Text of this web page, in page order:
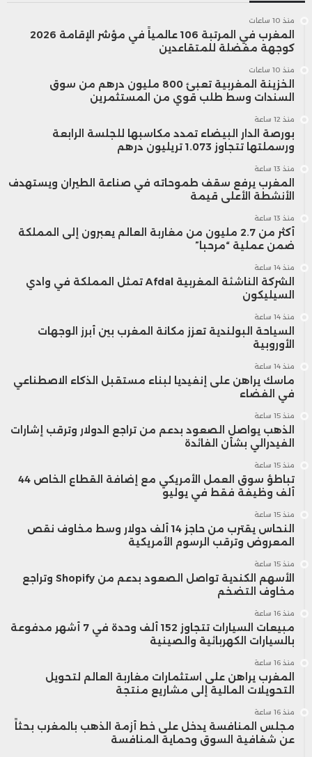
منذ 10 ساعات
المغرب في المرتبة 106 عالمياً في مؤشر الإقامة 2026
كوجهة مفضلة للمتقاعدين
منذ 10 ساعات
الخزينة المغربية تعبئ 800 مليون درهم من سوق
السندات وسط طلب قوي من المستثمرين
منذ 12 ساعة
بورصة الدار البيضاء تمدد مكاسبها للجلسة الرابعة
ورسملتها تتجاوز 1.073 تريليون درهم
منذ 13 ساعة
المغرب يرفع سقف طموحاته في صناعة الطيران ويستهدف
الأنشطة الأعلى قيمة
منذ 13 ساعة
أكثر من 2.7 مليون من مغاربة العالم يعبرون إلى المملكة
ضمن عملية “مرحبا”
منذ 14 ساعة
الشركة الناشئة المغربية Afdal تمثل المملكة في وادي
السيليكون
منذ 14 ساعة
السياحة البولندية تعزز مكانة المغرب بين أبرز الوجهات
الأوروبية
منذ 14 ساعة
ماسك يراهن على إنفيديا لبناء مستقبل الذكاء الاصطناعي
في الفضاء
منذ 15 ساعة
الذهب يواصل الصعود بدعم من تراجع الدولار وترقب إشارات
الفيدرالي بشأن الفائدة
منذ 15 ساعة
تباطؤ سوق العمل الأمريكي مع إضافة القطاع الخاص 44
ألف وظيفة فقط في يوليو
منذ 15 ساعة
النحاس يقترب من حاجز 14 ألف دولار وسط مخاوف نقص
المعروض وترقب الرسوم الأمريكية
منذ 15 ساعة
الأسهم الكندية تواصل الصعود بدعم من Shopify وتراجع
مخاوف التضخم
منذ 16 ساعة
مبيعات السيارات تتجاوز 152 ألف وحدة في 7 أشهر مدفوعة
بالسيارات الكهربائية والصينية
منذ 16 ساعة
المغرب يراهن على استثمارات مغاربة العالم لتحويل
التحويلات المالية إلى مشاريع منتجة
منذ 16 ساعة
مجلس المنافسة يدخل على خط أزمة الذهب بالمغرب بحثاً
عن شفافية السوق وحماية المنافسة